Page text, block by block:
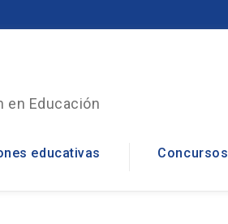
en Educación
educativas Concursos